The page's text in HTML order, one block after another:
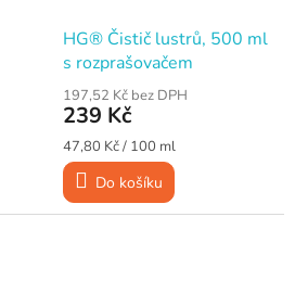
HG® Čistič lustrů, 500 ml
s rozprašovačem
197,52 Kč bez DPH
239 Kč
Měrná
cena:
47,80 Kč / 100 ml
Do košíku